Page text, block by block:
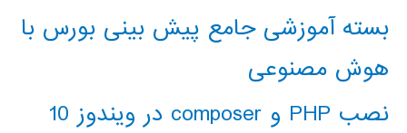
بسته آموزشی جامع پیش بینی بورس با
هوش مصنوعی
نصب PHP و composer در ویندوز 10